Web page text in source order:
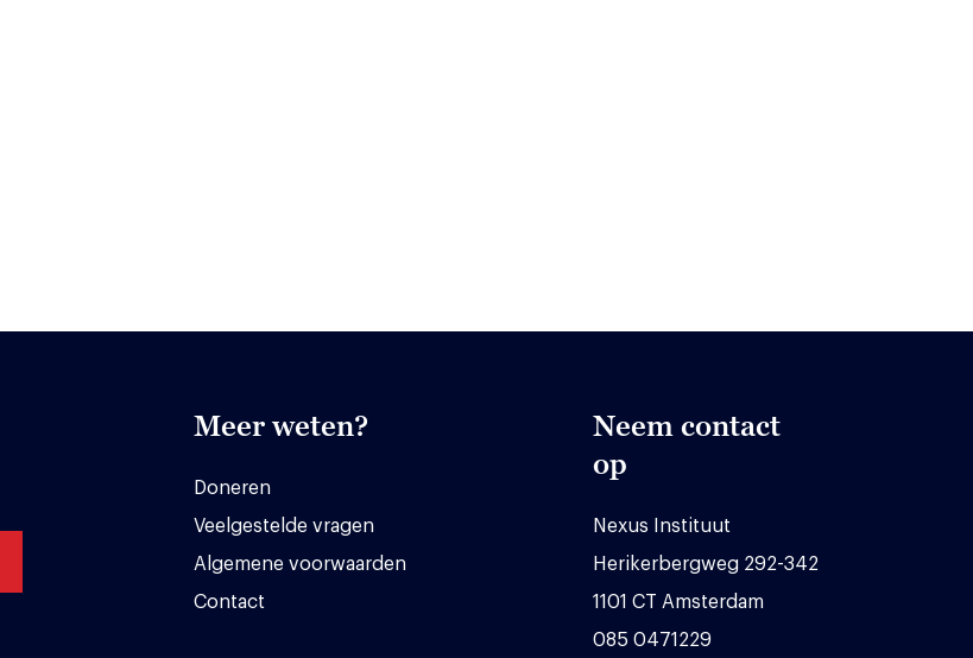
Meer weten?
Doneren
Veelgestelde vragen
Algemene voorwaarden
Contact
Neem contact
op
Nexus Instituut
Herikerbergweg 292-342
1101 CT Amsterdam
085 0471229